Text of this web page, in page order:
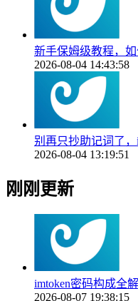
新手保姆级教程，
2026-08-04 14:43:58
别再只抄助记词了
2026-08-04 13:19:51
刚刚更新
imtoken密码构成全
2026-08-07 19:38:15